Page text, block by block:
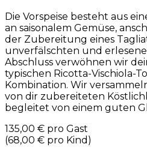
Die Vorspeise besteht aus
an saisonalem Gemüse,
der Zubereitung eines
unverfälschten und
Abschluss verwöhnen wir
typischen Ricotta-Vischiola-
Kombination. Wir
von dir zubereiteten
begleitet von einem guten
135,00 € pro Gast
(68,00 € pro Kind )